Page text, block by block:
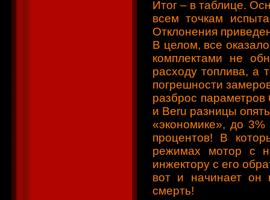
Итог – в таблице.
всем точкам
Отклонения
В целом, все
комплектами не
расходу топлива, а
погрешности
разброс
и Beru разницы
«экономике», до
процентов! В
режимах мотор с
инжектору с его
вот и начинает он
смерть!